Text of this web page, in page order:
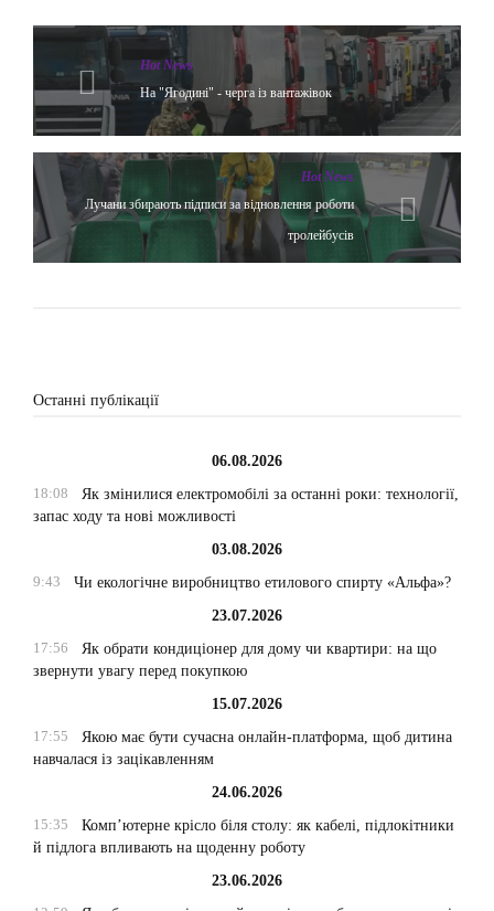
Hot News
На "Ягодині" - черга із вантажівок
Hot News
Лучани збирають підписи за відновлення роботи
тролейбусів
Останні публікації
06.08.2026
18:08
Як змінилися електромобілі за останні роки: технології,
запас ходу та нові можливості
03.08.2026
9:43
Чи екологічне виробництво етилового спирту «Альфа»?
23.07.2026
17:56
Як обрати кондиціонер для дому чи квартири: на що
звернути увагу перед покупкою
15.07.2026
17:55
Якою має бути сучасна онлайн-платформа, щоб дитина
навчалася із зацікавленням
24.06.2026
15:35
Комп’ютерне крісло біля столу: як кабелі, підлокітники
й підлога впливають на щоденну роботу
23.06.2026